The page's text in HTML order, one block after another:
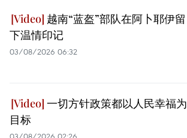
越南“蓝盔”部队在阿卜耶伊留
下温情印记
03/08/2026 06:32
一切方针政策都以人民幸福为
目标